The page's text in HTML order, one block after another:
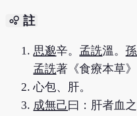
bubble_chart 註
思邈辛。 孟詵溫。
孟詵著《食療本草》
心包、肝。
成無己曰：肝者血